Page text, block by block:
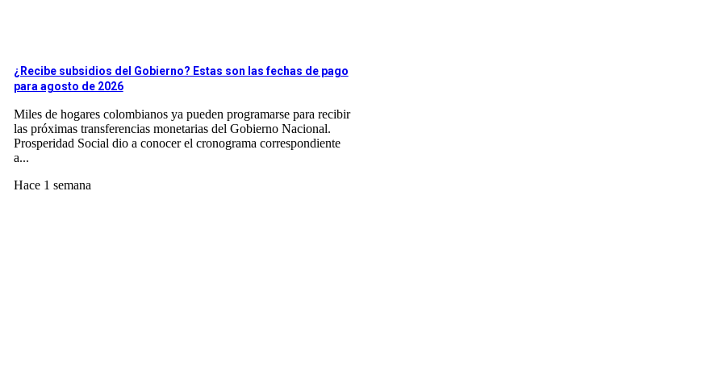
¿Recibe subsidios del Gobierno? Estas son las fechas de pago
para agosto de 2026
Miles de hogares colombianos ya pueden programarse para recibir
las próximas transferencias monetarias del Gobierno Nacional.
Prosperidad Social dio a conocer el cronograma correspondiente
a...
Hace 1 semana